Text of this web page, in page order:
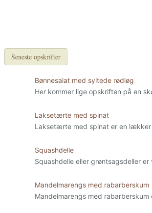
Seneste opskrifter
Bønnesalat med syltede rødløg
Her kommer lige opskriften på en
Laksetærte med spinat
Laksetærte med spinat er en
Squashdelle
Squashdelle eller grøntsagsdeller er
Mandelmarengs med rabarberskum
Mandelmarengs med rabarberskum